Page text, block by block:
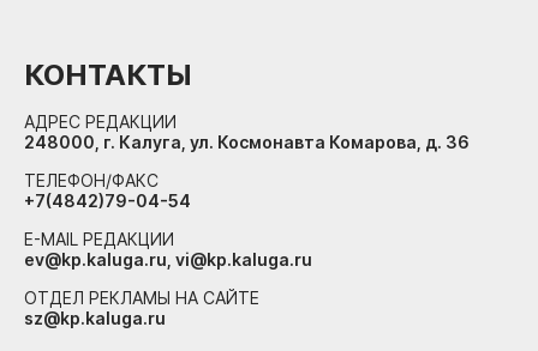
КОНТАКТЫ
АДРЕС РЕДАКЦИИ
248000, г. Калуга, ул. Космонавта Комарова, д. 36
ТЕЛЕФОН/ФАКС
+7(4842)79-04-54
E-MAIL РЕДАКЦИИ
ev@kp.kaluga.ru, vi@kp.kaluga.ru
ОТДЕЛ РЕКЛАМЫ НА САЙТЕ
sz@kp.kaluga.ru